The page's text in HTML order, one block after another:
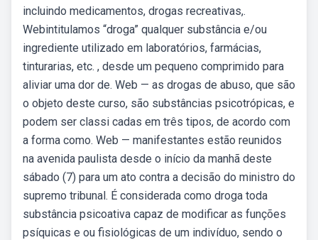
incluindo medicamentos, drogas recreativas,.
Webintitulamos “droga” qualquer substância e/ou
ingrediente utilizado em laboratórios, farmácias,
tinturarias, etc. , desde um pequeno comprimido para
aliviar uma dor de. Web — as drogas de abuso, que são
o objeto deste curso, são substâncias psicotrópicas, e
podem ser classi cadas em três tipos, de acordo com
a forma como. Web — manifestantes estão reunidos
na avenida paulista desde o início da manhã deste
sábado (7) para um ato contra a decisão do ministro do
supremo tribunal. É considerada como droga toda
substância psicoativa capaz de modificar as funções
psíquicas e ou fisiológicas de um indivíduo, sendo o